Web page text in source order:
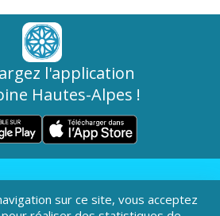
l'application
Hautes-Alpes !
sur ce site, vous acceptez